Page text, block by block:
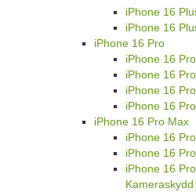
iPhone 16
iPhone 16
iPhone 16 Pro
iPhone 16
iPhone 16
iPhone 16
iPhone 16
iPhone 16 Pro Max
iPhone 16
iPhone 16
iPhone 16
Kameraskydd